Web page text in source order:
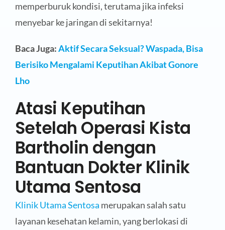
memperburuk kondisi, terutama jika infeksi
menyebar ke jaringan di sekitarnya!
Baca Juga:Aktif Secara Seksual? Waspada, Bisa
Berisiko Mengalami Keputihan Akibat Gonore
Lho
Atasi Keputihan
Setelah Operasi Kista
Bartholin dengan
Bantuan Dokter Klinik
Utama Sentosa
Klinik Utama Sentosa merupakan salah satu
layanan kesehatan kelamin, yang berlokasi di